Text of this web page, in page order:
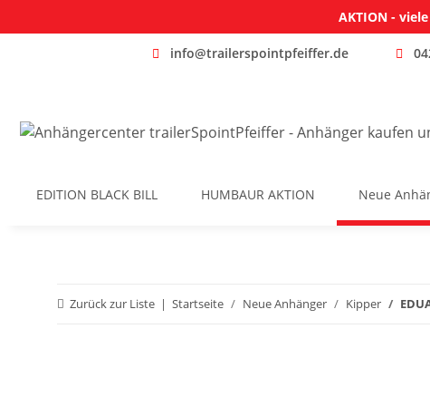
AKTION -
info@trailerspointpfeiffer.de
EDITION BLACK BILL HUMBAUR AKTION Neue
Zurück zur Liste Startseite Neue Anhänger Kipper